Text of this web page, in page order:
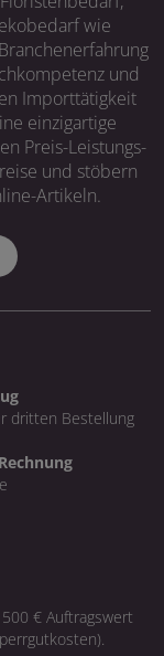
wie
und
Importtätigkeit
einzigartige
Preis-Leistungs-
und stöbern
Artikeln.
dritten Bestellung
€ Auftragswert